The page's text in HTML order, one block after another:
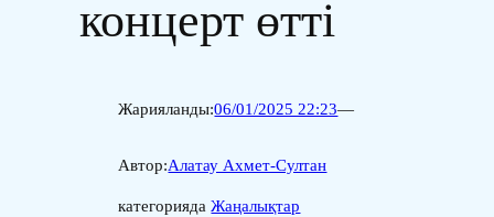
концерт өтті
Жарияланды:06/01/2025 22:23—
Автор:Алатау Ахмет-Султан
категориядаЖаңалықтар